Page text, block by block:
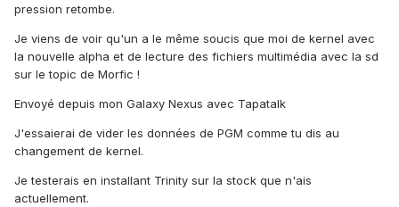
pression retombe.
Je viens de voir qu'un a le même soucis que moi de kernel avec
la nouvelle alpha et de lecture des fichiers multimédia avec la sd
sur le topic de Morfic !
Envoyé depuis mon Galaxy Nexus avec Tapatalk
J'essaierai de vider les données de PGM comme tu dis au
changement de kernel.
Je testerais en installant Trinity sur la stock que n'ais
actuellement.